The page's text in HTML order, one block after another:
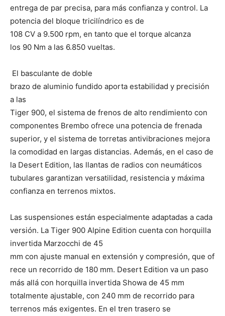
entrega de par precisa, para más confianza y control. La
potencia del bloque tricilíndrico es de
108 CV a 9.500 rpm, en tanto que el torque alcanza
los 90 Nm a las 6.850 vueltas.
El basculante de doble
brazo de aluminio fundido aporta estabilidad y precisión
a las
Tiger 900, el sistema de frenos de alto rendimiento con
componentes Brembo ofrece una potencia de frenada
superior, y el sistema de torretas antivibraciones mejora
la comodidad en largas distancias. Además, en el caso de
la Desert Edition, las llantas de radios con neumáticos
tubulares garantizan versatilidad, resistencia y máxima
confianza en terrenos mixtos.
Las suspensiones están especialmente adaptadas a cada
versión. La Tiger 900 Alpine Edition cuenta con horquilla
invertida Marzocchi de 45
mm con ajuste manual en extensión y compresión, que of
rece un recorrido de 180 mm. Desert Edition va un paso
más allá con horquilla invertida Showa de 45 mm
totalmente ajustable, con 240 mm de recorrido para
terrenos más exigentes. En el tren trasero se